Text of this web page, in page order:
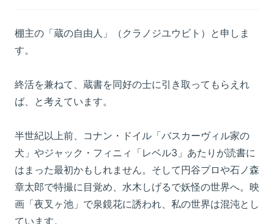
棚主の「蔵の自由人」（クラノジユウビト）と申しま
す。
終活を兼ねて、蔵書を同好の士に引き取ってもらえれ
ば、と考えています。
半世紀以上前、コナン・ドイル「バスカーヴィル家の
犬」やジャック・フィニィ「レベル3」あたりが読書に
はまった最初かもしれません。そして円谷プロや石ノ森
章太郎で特撮に目覚め、水木しげるで妖怪の世界へ。映
画「夜叉ヶ池」で泉鏡花に誘われ、私の世界は混沌とし
ています。